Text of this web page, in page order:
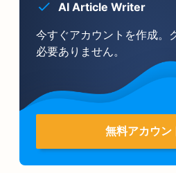
AI Article Writer
今すぐアカウントを作成。
必要ありません。
無料アカウン